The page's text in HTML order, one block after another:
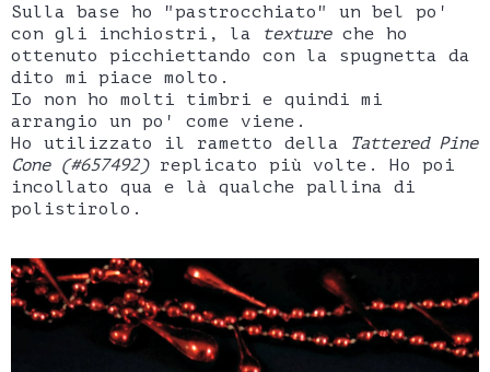
Sulla base ho "pastrocchiato" un bel po'
con gli inchiostri, la
textureche ho
ottenuto picchiettando con la spugnetta da
dito mi piace molto.
Io non ho molti timbri e quindi mi
arrangio un po' come viene.
Ho utilizzato il rametto della
Tattered Pine
Cone (#657492)replicato più volte. Ho poi
incollato qua e là qualche pallina di
polistirolo.